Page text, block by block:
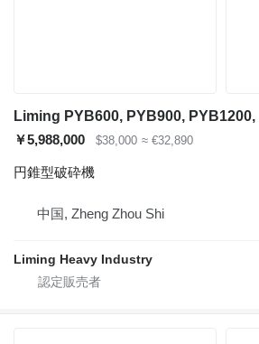
Liming PYB600, PYB900,
￥5,988,000
$38,000 ≈ €32,890
円錐型破砕機
中国, Zheng Zhou Shi
Liming Heavy Industry